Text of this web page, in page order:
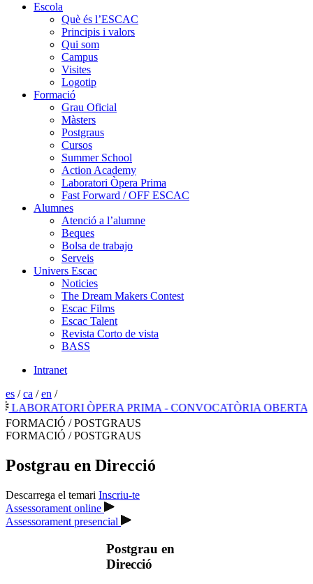
Escola
Què és l’ESCAC
Principis i valors
Qui som
Campus
Visites
Logotip
Formació
Grau Oficial
Màsters
Postgraus
Cursos
Summer School
Action Academy
Laboratori Òpera Prima
Fast Forward / OFF ESCAC
Alumnes
Atenció a l’alumne
Beques
Bolsa de trabajo
Serveis
Univers Escac
Noticies
The Dream Makers Contest
Escac Films
Escac Talent
Revista Corto de vista
BASS
Intranet
es /ca /en /
ÒPERA PRIMA - CONVOCATÒRIA OBERTA 2026
FORMACIÓ / POSTGRAUS
FORMACIÓ / POSTGRAUS
Postgrau en Direcció
Descarrega el temari Inscriu-te
Assessorament online
Assessorament presencial
Postgrau en
Direcció